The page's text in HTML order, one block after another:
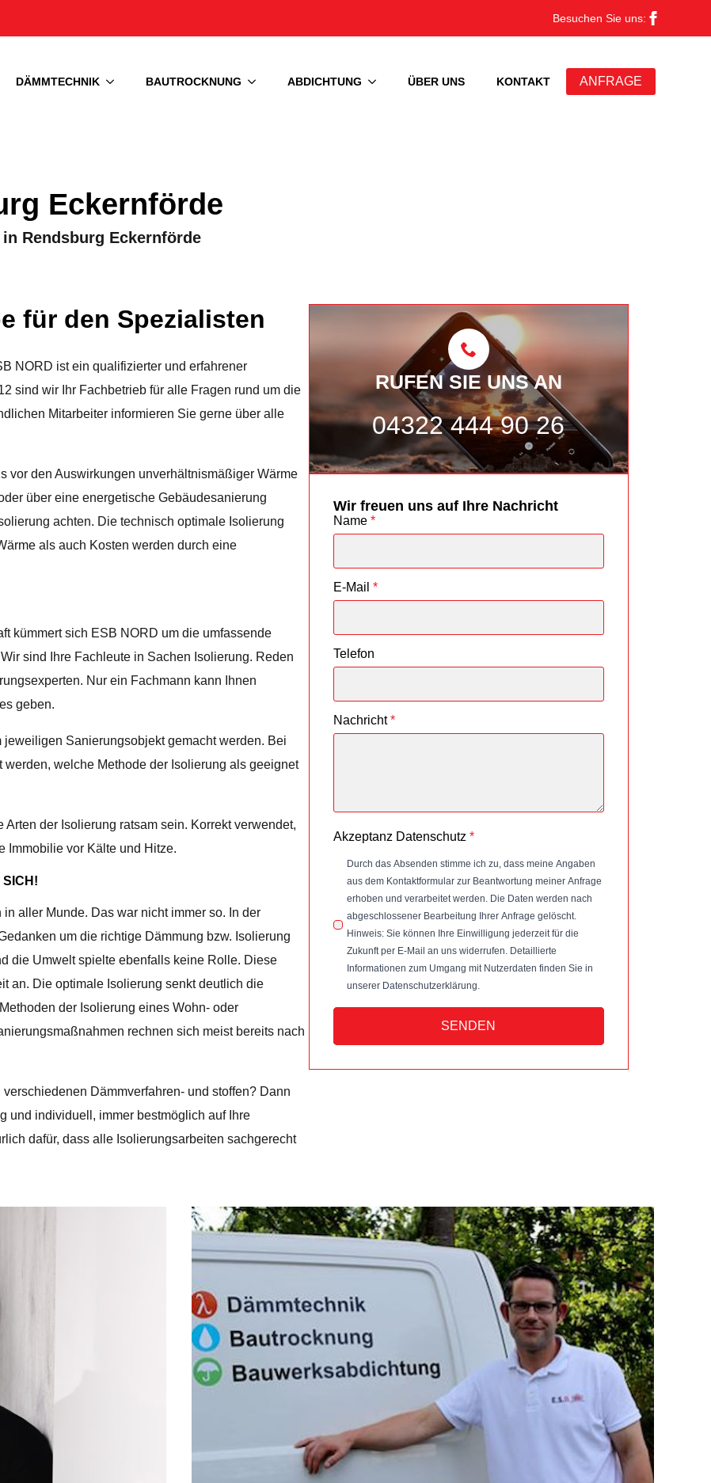
Besuchen Sie uns:
DÄMMTECHNIK BAUTROCKNUNG ABDICHTUNG ÜBER UNS KONTAKT ANFRAGE
Eckernförde
Rendsburg Eckernförde
für den Spezialisten
NORD ist ein qualifizierter und erfahrener
sind wir Ihr Fachbetrieb für alle Fragen rund um die
Mitarbeiter informieren Sie gerne über alle
vor den Auswirkungen unverhältnismäßiger Wärme
über eine energetische Gebäudesanierung
achten. Die technisch optimale Isolierung
als auch Kosten werden durch eine
kümmert sich ESB NORD um die umfassende
sind Ihre Fachleute in Sachen Isolierung. Reden
Nur ein Fachmann kann Ihnen
geben.
Sanierungsobjekt gemacht werden. Bei
welche Methode der Isolierung als geeignet
der Isolierung ratsam sein. Korrekt verwendet,
Immobilie vor Kälte und Hitze.
SICH!
aller Munde. Das war nicht immer so. In der
um die richtige Dämmung bzw. Isolierung
die Umwelt spielte ebenfalls keine Rolle. Diese
an. Die optimale Isolierung senkt deutlich die
der Isolierung eines Wohn- oder
rechnen sich meist bereits nach
Dämmverfahren- und stoffen? Dann
und individuell, immer bestmöglich auf Ihre
dafür, dass alle Isolierungsarbeiten sachgerecht
RUFEN SIE UNS AN
04322 444 90 26
Wir freuen uns auf Ihre Nachricht
Name *
E-Mail *
Telefon
Nachricht *
Akzeptanz Datenschutz *
Durch das Absenden stimme ich zu, dass meine Angaben
aus dem Kontaktformular zur Beantwortung meiner Anfrage
erhoben und verarbeitet werden. Die Daten werden nach
abgeschlossener Bearbeitung Ihrer Anfrage gelöscht.
Hinweis: Sie können Ihre Einwilligung jederzeit für die
Zukunft per E-Mail an uns widerrufen. Detaillierte
Informationen zum Umgang mit Nutzerdaten finden Sie in
unserer Datenschutzerklärung.
SENDEN